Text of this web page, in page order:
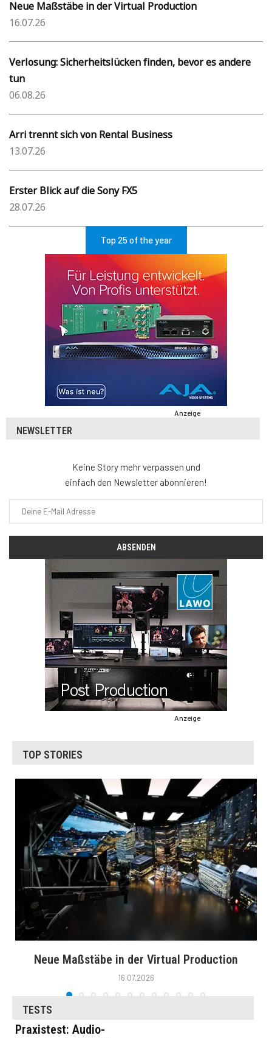
Neue Maßstäbe in der Virtual Production
16.07.26
Verlosung: Sicherheitslücken finden, bevor es andere
tun
06.08.26
Arri trennt sich von Rental Business
13.07.26
Erster Blick auf die Sony FX5
28.07.26
Top 25 of the year
Anzeige
NEWSLETTER
Keine Story mehr verpassen und
einfach den Newsletter abonnieren!
Anzeige
TOP STORIES
Neue Maßstäbe in der Virtual Production
16.07.2026
TESTS
Praxistest: Audio-